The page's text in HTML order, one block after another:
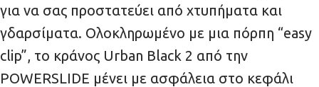
για να σας προστατεύει από χτυπήματα και
γδαρσίματα. Ολοκληρωμένο με μια πόρπη “easy
clip”, το κράνος Urban Black 2 από την
POWERSLIDE μένει με ασφάλεια στο κεφάλι